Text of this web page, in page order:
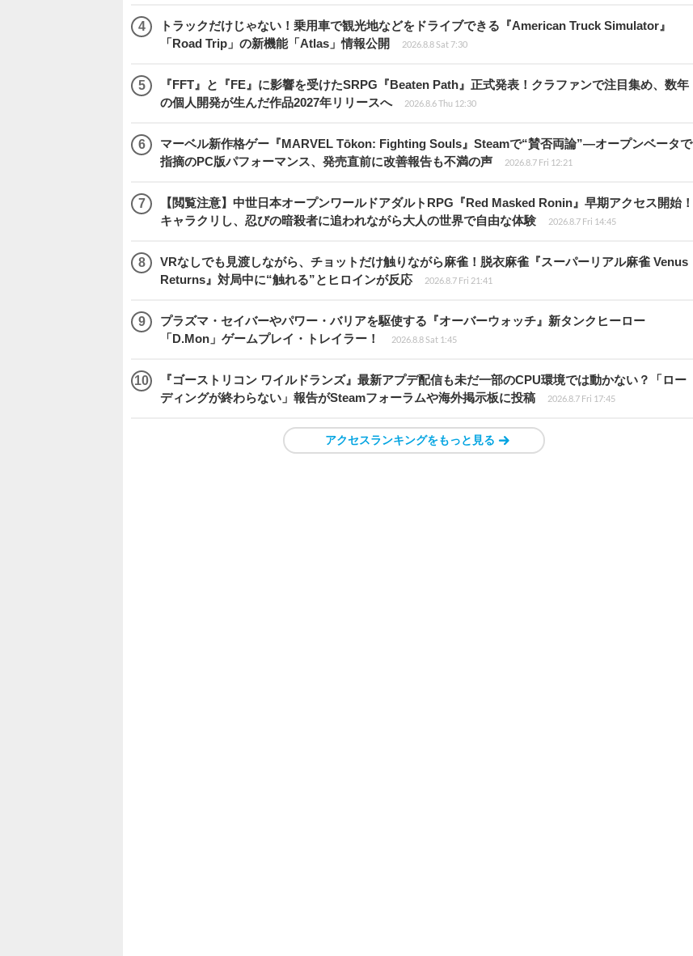
トラックだけじゃない！乗用車で観光地などをドライブできる『American Truck Simulator』
「Road Trip」の新機能「Atlas」情報公開
2026.8.8 Sat 7:30
『FFT』と『FE』に影響を受けたSRPG『Beaten Path』正式発表！クラファンで注目集め、数年
の個人開発が生んだ作品2027年リリースへ
2026.8.6 Thu 12:30
マーベル新作格ゲー『MARVEL Tōkon: Fighting Souls』Steamで“賛否両論”―オープンベータで
指摘のPC版パフォーマンス、発売直前に改善報告も不満の声
2026.8.7 Fri 12:21
【閲覧注意】中世日本オープンワールドアダルトRPG『Red Masked Ronin』早期アクセス開始！
キャラクリし、忍びの暗殺者に追われながら大人の世界で自由な体験
2026.8.7 Fri 14:45
VRなしでも見渡しながら、チョットだけ触りながら麻雀！脱衣麻雀『スーパーリアル麻雀 Venus
Returns』対局中に“触れる”とヒロインが反応
2026.8.7 Fri 21:41
プラズマ・セイバーやパワー・バリアを駆使する『オーバーウォッチ』新タンクヒーロー
「D.Mon」ゲームプレイ・トレイラー！
2026.8.8 Sat 1:45
『ゴーストリコン ワイルドランズ』最新アプデ配信も未だ一部のCPU環境では動かない？「ロー
ディングが終わらない」報告がSteamフォーラムや海外掲示板に投稿
2026.8.7 Fri 17:45
アクセスランキングをもっと見る